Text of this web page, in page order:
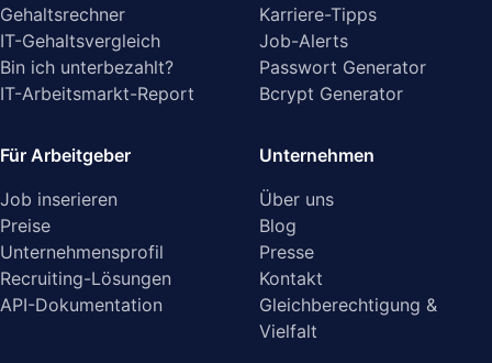
Gehaltsrechner
IT-Gehaltsvergleich
Bin ich unterbezahlt?
IT-Arbeitsmarkt-Report
Karriere-Tipps
Job-Alerts
Passwort Generator
Bcrypt Generator
Für Arbeitgeber
Job inserieren
Preise
Unternehmensprofil
Recruiting-Lösungen
API-Dokumentation
Unternehmen
Über uns
Blog
Presse
Kontakt
Gleichberechtigung &
Vielfalt